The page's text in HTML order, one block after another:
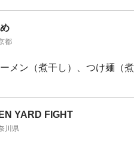
都
メン（煮干し）、つけ麺（
YARD FIGHT
川県